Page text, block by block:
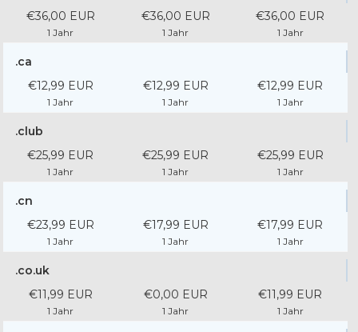
€36,00 EUR
1 Jahr
€36,00 EUR
1 Jahr
€36,00 EUR
1 Jahr
.ca
€12,99 EUR
1 Jahr
€12,99 EUR
1 Jahr
€12,99 EUR
1 Jahr
.club
€25,99 EUR
1 Jahr
€25,99 EUR
1 Jahr
€25,99 EUR
1 Jahr
.cn
€23,99 EUR
1 Jahr
€17,99 EUR
1 Jahr
€17,99 EUR
1 Jahr
.co.uk
€11,99 EUR
1 Jahr
€0,00 EUR
1 Jahr
€11,99 EUR
1 Jahr